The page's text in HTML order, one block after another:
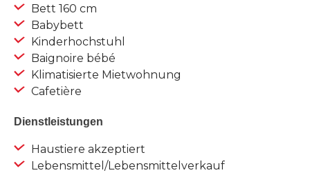
Bett 160 cm
Babybett
Kinderhochstuhl
Baignoire bébé
Klimatisierte Mietwohnung
Cafetière
Dienstleistungen
Haustiere akzeptiert
Lebensmittel/Lebensmittelverkauf